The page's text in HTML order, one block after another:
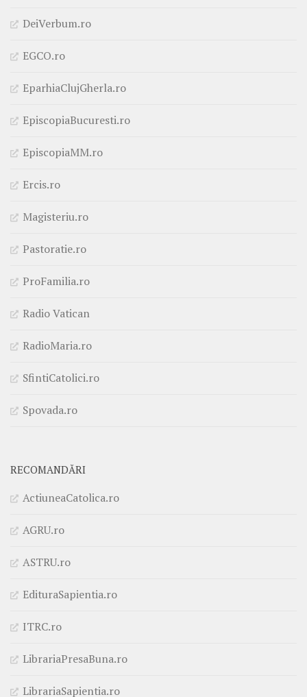
DeiVerbum.ro
EGCO.ro
EparhiaClujGherla.ro
EpiscopiaBucuresti.ro
EpiscopiaMM.ro
Ercis.ro
Magisteriu.ro
Pastoratie.ro
ProFamilia.ro
Radio Vatican
RadioMaria.ro
SfintiCatolici.ro
Spovada.ro
RECOMANDĂRI
ActiuneaCatolica.ro
AGRU.ro
ASTRU.ro
EdituraSapientia.ro
ITRC.ro
LibrariaPresaBuna.ro
LibrariaSapientia.ro